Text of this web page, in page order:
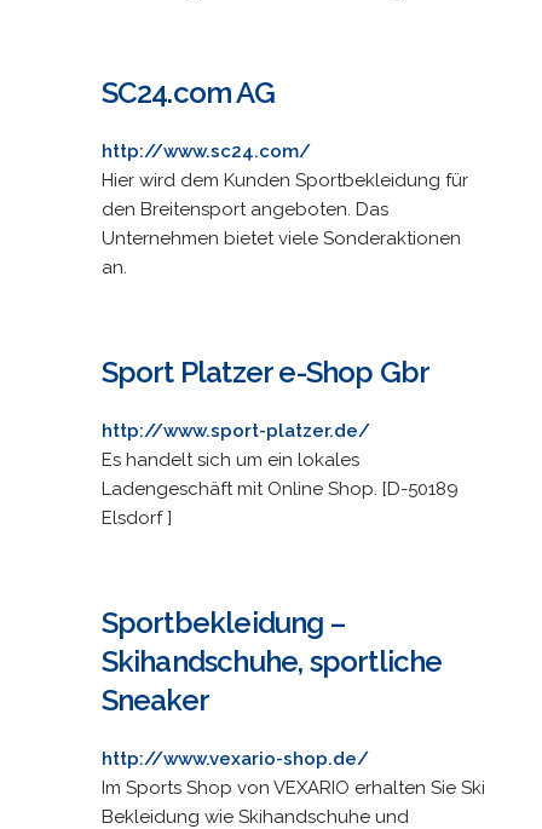
SC24.com AG
http://www.sc24.com/
Hier wird dem Kunden Sportbekleidung für
den Breitensport angeboten. Das
Unternehmen bietet viele Sonderaktionen
an.
Sport Platzer e-Shop Gbr
http://www.sport-platzer.de/
Es handelt sich um ein lokales
Ladengeschäft mit Online Shop. [D-50189
Elsdorf ]
Sportbekleidung –
Skihandschuhe, sportliche
Sneaker
http://www.vexario-shop.de/
Im Sports Shop von VEXARIO erhalten Sie Ski
Bekleidung wie Skihandschuhe und